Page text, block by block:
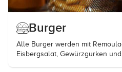
Burger
Alle Burger werden mit
Eisbergsalat, Gewürzgurken